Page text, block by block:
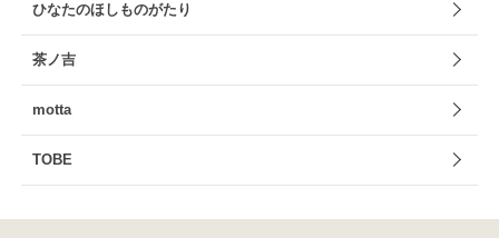
ひなたのほしものがたり
茶ノ吉
motta
TOBE